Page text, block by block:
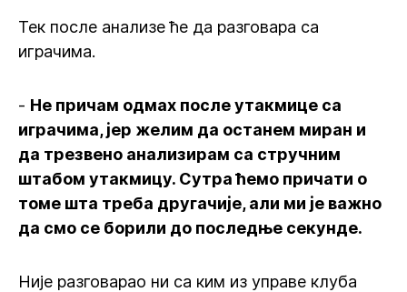
Тек после анализе ће да разговара са
играчима.
- Не причам одмах после утакмице са
играчима, јер желим да останем миран и
да трезвено анализирам са стручним
штабом утакмицу. Сутра ћемо причати о
томе шта треба другачије, али ми је важно
да смо се борили до последње секунде.
Није разговарао ни са ким из управе клуба